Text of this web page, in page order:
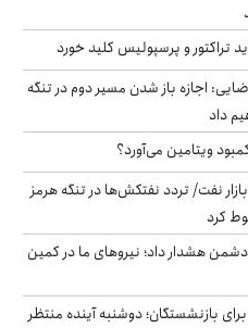
تراکتور و پرسپولیس کلید خورد
اجازه باز شدن مسیر دوم در تنگه
داد
ویتامین می‌آورد؟
نفت/ تردد نفتکش‌ها در تنگه هرمز
هشدار داد؛ نیروهای ما در کمین
بازنشستگان؛ دوشنبه آینده منتظر